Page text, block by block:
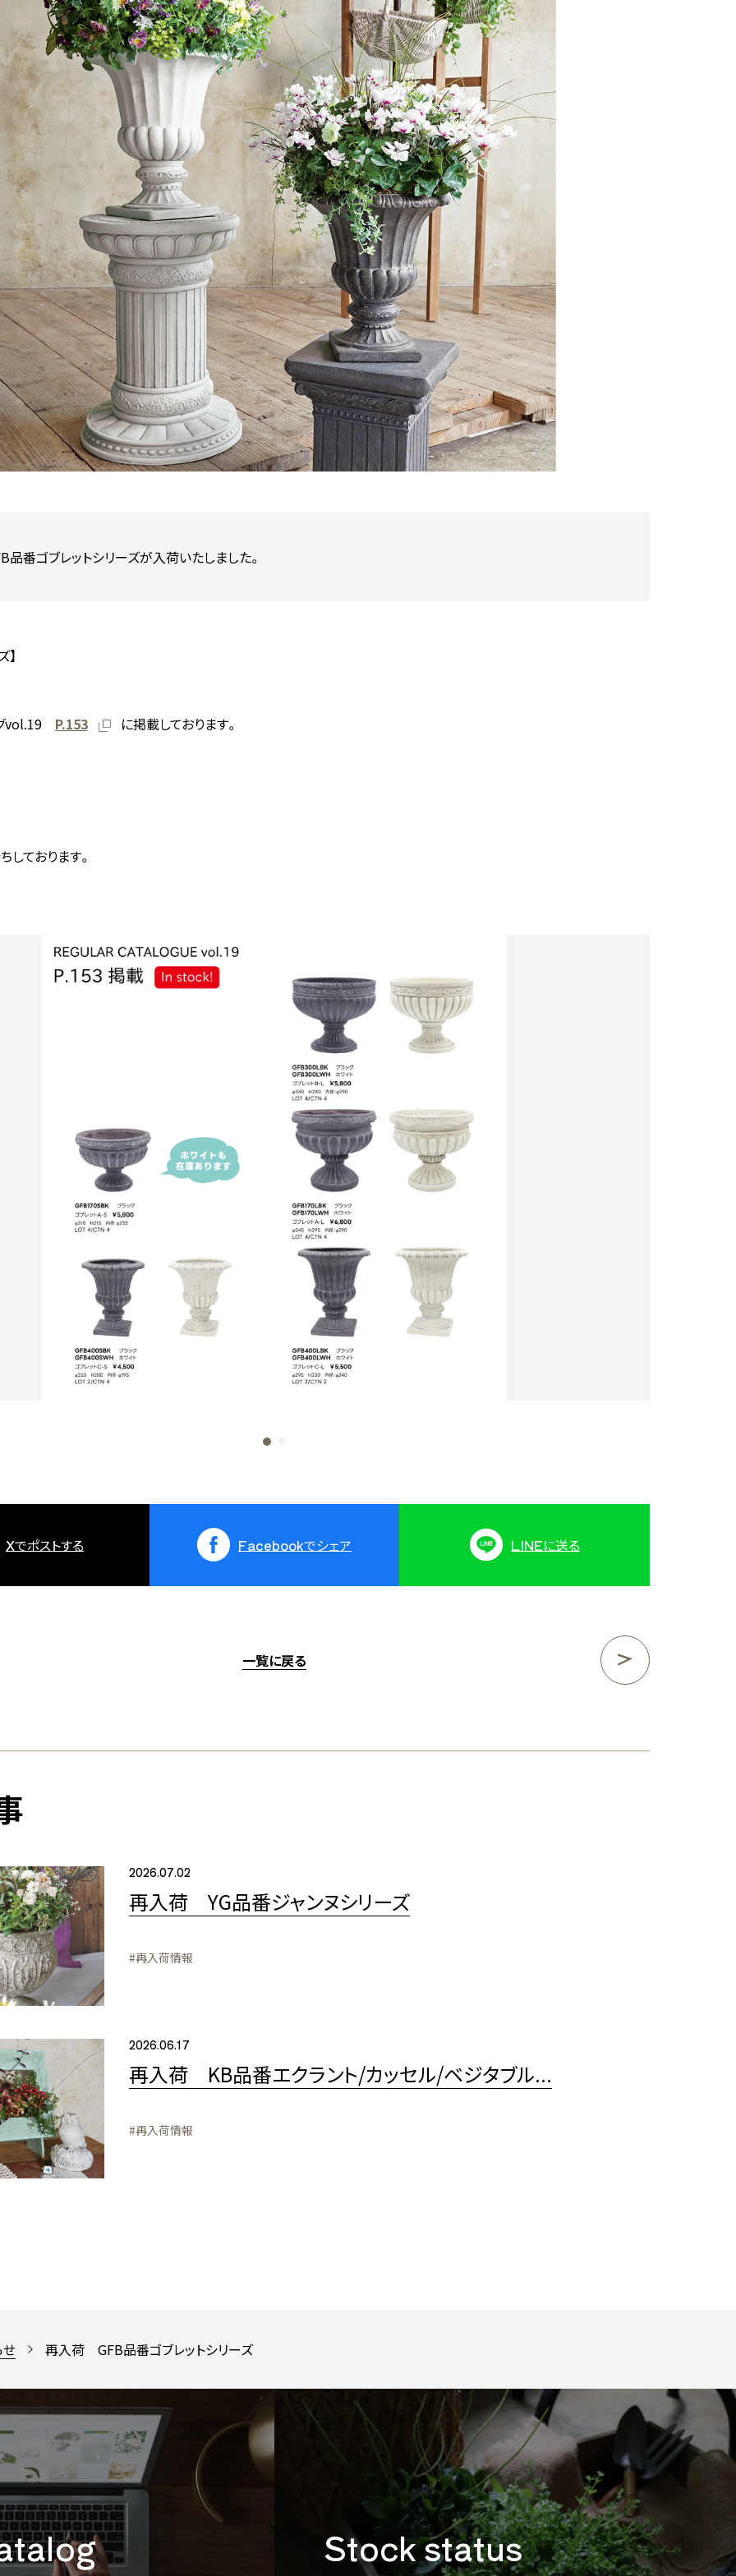
番ゴブレットシリーズが入荷いたしました。
】
vol.19 P.153 に掲載しております。
ております。
Xでポストする Facebookでシェア LINEに送る
一覧に戻る
2026.07.02
再入荷 YG品番ジャンヌシリーズ
#再入荷情報
2026.06.17
再入荷 KB品番エクラント/カッセル/ベジタブル...
#再入荷情報
再入荷 GFB品番ゴブレットシリーズ
Stock status